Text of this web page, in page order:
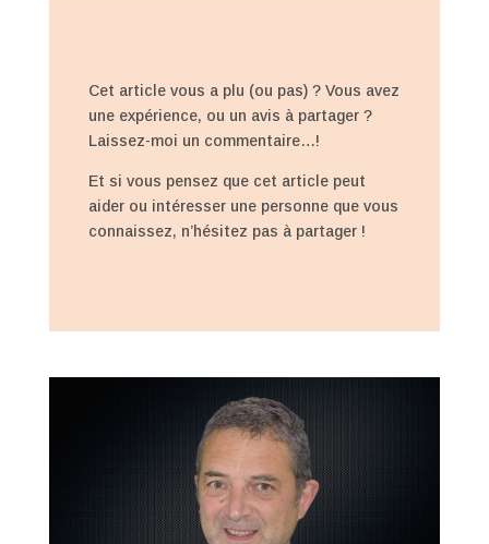
Cet article vous a plu (ou pas) ? Vous avez
une expérience, ou un avis à partager ?
Laissez-moi un commentaire…!
Et si vous pensez que cet article peut
aider ou intéresser une personne que vous
connaissez, n’hésitez pas à partager !